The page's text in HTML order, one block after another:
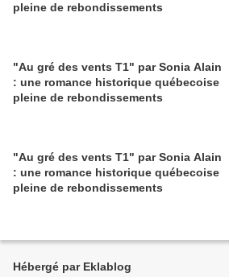
pleine de rebondissements
"Au gré des vents T1" par Sonia Alain
: une romance historique québecoise
pleine de rebondissements
"Au gré des vents T1" par Sonia Alain
: une romance historique québecoise
pleine de rebondissements
Hébergé par Eklablog